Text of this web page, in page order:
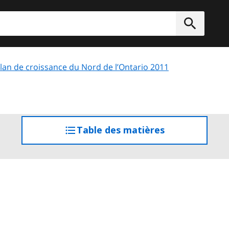
de croissance du Nord de l’Ontario 2011
Table des matièresaccéder
à